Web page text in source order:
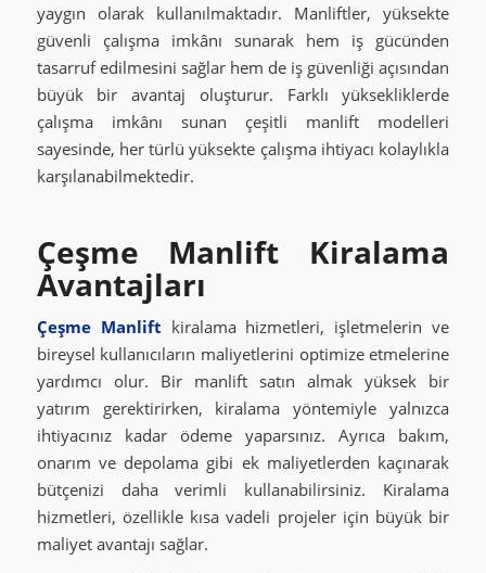
yaygın olarak kullanılmaktadır. Manliftler, yüksekte
güvenli çalışma imkânı sunarak hem iş gücünden
tasarruf edilmesini sağlar hem de iş güvenliği açısından
büyük bir avantaj oluşturur. Farklı yüksekliklerde
çalışma imkânı sunan çeşitli manlift modelleri
sayesinde, her türlü yüksekte çalışma ihtiyacı kolaylıkla
karşılanabilmektedir.
Çeşme Manlift Kiralama
Avantajları
Çeşme Manlift kiralama hizmetleri, işletmelerin ve
bireysel kullanıcıların maliyetlerini optimize etmelerine
yardımcı olur. Bir manlift satın almak yüksek bir
yatırım gerektirirken, kiralama yöntemiyle yalnızca
ihtiyacınız kadar ödeme yaparsınız. Ayrıca bakım,
onarım ve depolama gibi ek maliyetlerden kaçınarak
bütçenizi daha verimli kullanabilirsiniz. Kiralama
hizmetleri, özellikle kısa vadeli projeler için büyük bir
maliyet avantajı sağlar.